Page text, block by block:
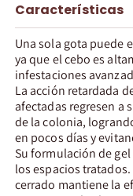
Características
Una sola gota puede
ya que el cebo es
infestaciones
La acción retardada
afectadas regresen a
de la colonia,
en pocos días y
Su formulación de
los espacios
cerrado mantiene la